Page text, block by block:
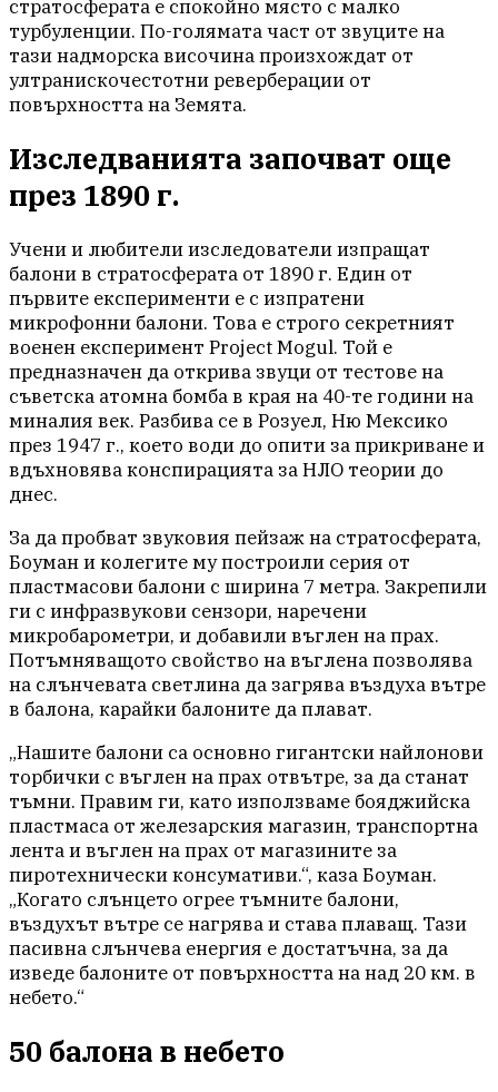
стратосферата е спокойно място с малко
турбуленции. По-голямата част от звуците на
тази надморска височина произхождат от
ултранискочестотни реверберации от
повърхността на Земята.
Изследванията започват още
през 1890 г.
Учени и любители изследователи изпращат
балони в стратосферата от 1890 г. Един от
първите експерименти е с изпратени
микрофонни балони. Това е строго секретният
военен експеримент Project Mogul. Той е
предназначен да открива звуци от тестове на
съветска атомна бомба в края на 40-те години на
миналия век. Разбива се в Розуел, Ню Мексико
през 1947 г., което води до опити за прикриване и
вдъхновява конспирацията за НЛО теории до
днес.
За да пробват звуковия пейзаж на стратосферата,
Боуман и колегите му построили серия от
пластмасови балони с ширина 7 метра. Закрепили
ги с инфразвукови сензори, наречени
микробарометри, и добавили въглен на прах.
Потъмняващото свойство на въглена позволява
на слънчевата светлина да загрява въздуха вътре
в балона, карайки балоните да плават.
„Нашите балони са основно гигантски найлонови
торбички с въглен на прах отвътре, за да станат
тъмни. Правим ги, като използваме бояджийска
пластмаса от железарския магазин, транспортна
лента и въглен на прах от магазините за
пиротехнически консумативи.“, каза Боуман.
„Когато слънцето огрее тъмните балони,
въздухът вътре се нагрява и става плаващ. Тази
пасивна слънчева енергия е достатъчна, за да
изведе балоните от повърхността на над 20 км. в
небето.“
50 балона в небето